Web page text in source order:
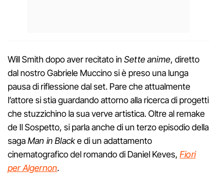
Will Smith dopo aver recitato in Sette anime, diretto
dal nostro Gabriele Muccino si è preso una lunga
pausa di riflessione dal set. Pare che attualmente
l’attore si stia guardando attorno alla ricerca di progetti
che stuzzichino la sua verve artistica. Oltre al remake
de Il Sospetto, si parla anche di un terzo episodio della
sagaMan in Blacke di un adattamento
cinematografico del romando di Daniel Keves, Fiori
per Algernon.